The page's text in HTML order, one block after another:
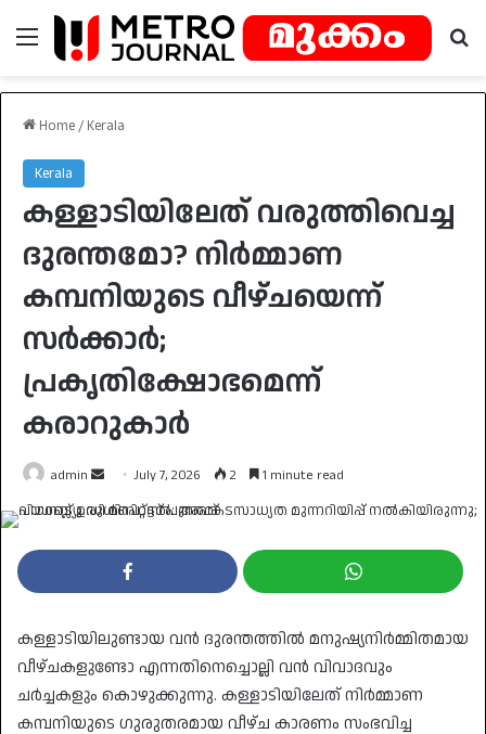
Menu
Home / Kerala
Kerala
കള്ളാടിയിലേത് വരുത്തിവെച്ച
ദുരന്തമോ? നിർമ്മാണ
കമ്പനിയുടെ വീഴ്ചയെന്ന്
സർക്കാർ;
പ്രകൃതിക്ഷോഭമെന്ന്
കരാറുകാർ
admin
Send
an
July 7, 2026 2 1 minute read
കള്ളാടിയിലുണ്ടായ വൻ ദുരന്തത്തിൽ മനുഷ്യനിർമ്മിതമായ
വീഴ്ചകളുണ്ടോ എന്നതിനെച്ചൊല്ലി വൻ വിവാദവും
ചർച്ചകളും കൊഴുക്കുന്നു. കള്ളാടിയിലേത് നിർമ്മാണ
കമ്പനിയുടെ ഗുരുതരമായ വീഴ്ച കാരണം സംഭവിച്ച